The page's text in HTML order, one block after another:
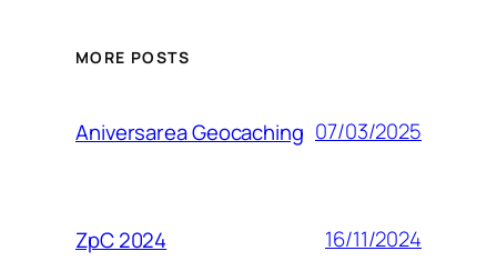
MORE POSTS
Aniversarea Geocaching 07/03/2025
ZpC 2024 16/11/2024